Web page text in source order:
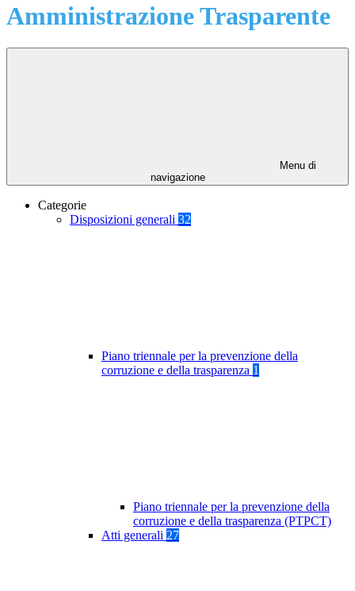
Amministrazione Trasparente
Menu di
navigazione
Categorie
Disposizioni generali 32
Piano triennale per la prevenzione della
corruzione e della trasparenza 1
Piano triennale per la prevenzione della
corruzione e della trasparenza (PTPCT)
Atti generali 27